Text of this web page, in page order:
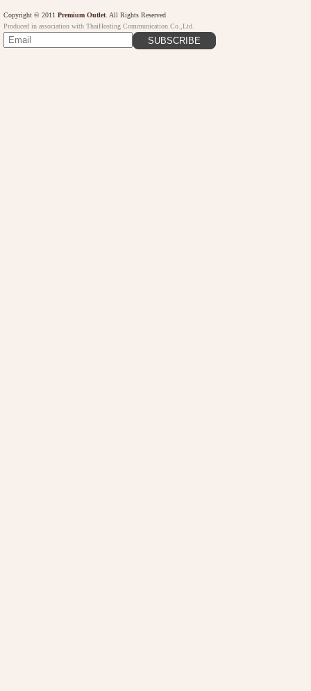
Copyright © 2011 Premium Outlet . All Rights Reserved
Produced in association with ThaiHosting Communication.Co.,Ltd.